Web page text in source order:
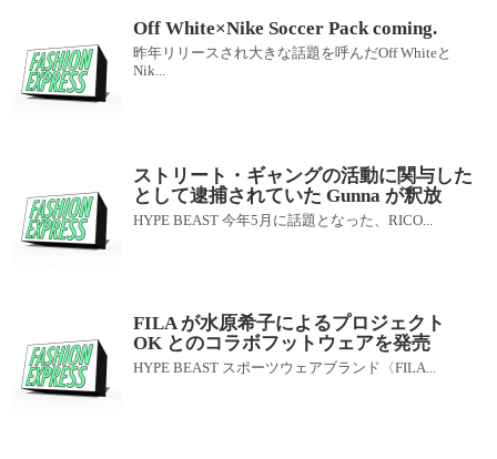
Off White×Nike Soccer Pack coming.
昨年リリースされ大きな話題を呼んだOff Whiteと
Nik...
ストリート・ギャングの活動に関与した
として逮捕されていた Gunna が釈放
HYPE BEAST 今年5月に話題となった、RICO...
FILA が水原希子によるプロジェクト
OK とのコラボフットウェアを発売
HYPE BEAST スポーツウェアブランド〈FILA...